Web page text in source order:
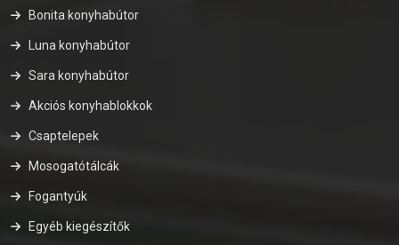
Bonita konyhabútor
Luna konyhabútor
Sara konyhabútor
Akciós konyhablokkok
Csaptelepek
Mosogatótálcák
Fogantyúk
Egyéb kiegészítők